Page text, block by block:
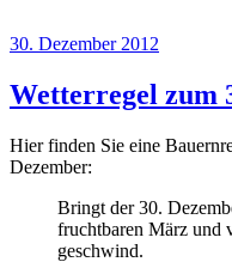
Veröffentlicht
30. Dezember 2012
Wetterregel zum
Hier finden Sie eine
Dezember:
Bringt der 30.
fruchtbaren März und
geschwind.